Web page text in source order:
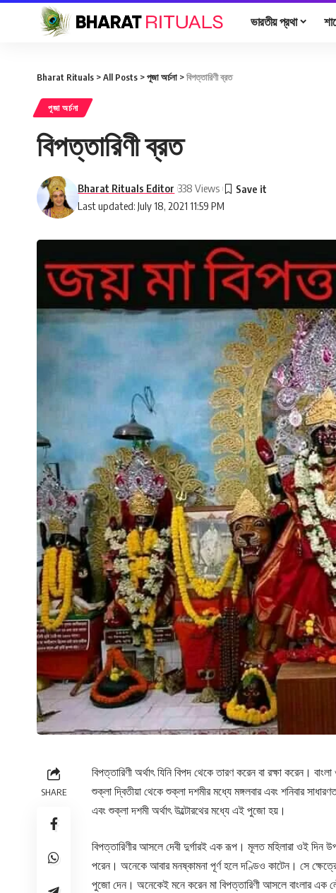
ভারতীয় প্রথা
Bharat Rituals >All Posts >পূজা অর্চনা >বিপত্তারিণী ব্রত
পূজা অর্চনা
বিপত্তারিণী ব্রত
Last updated: July 18, 2021 11:59 PM
Bharat Rituals Editor 338 Views
SHARE
বিপত্তারিণী অর্থাৎ যিনি বিপদ থেকে তারণ করেন বা রক্ষা করেন।
শুক্লা দ্বিতীয়া থেকে শুক্লা দশমীর মধ্যে মঙ্গলবার এবং শনিবার
এবং শুক্লা দশমী অর্থাৎ উল্টোরথের মধ্যে এই পুজো হয়।
বিপত্তারিণীর আসলে দেবী দুর্গারই এক রূপ। মূলত মহিলারা ওই দিন
পরেন। অনেকে আবার মনষ্কামনা পূর্ণ হলে দণ্ডিও কাটেন। সে
পুজো দেন। অনেকেই মনে করেন মা বিপত্তারিণী আসলে বাংলার এক